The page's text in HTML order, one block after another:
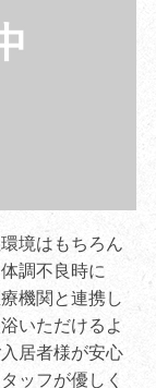
境はもちろん
調不良時に
機関と連携し
いただけるよ
居者様が安心
ッフが優しく